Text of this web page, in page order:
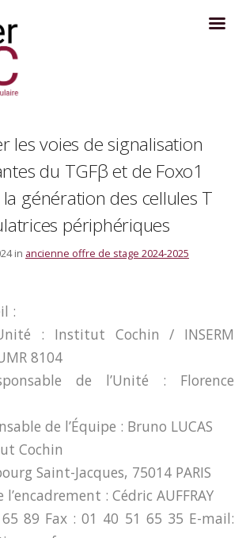
les voies de signalisation
du TGFβ et de Foxo1
génération des cellules T
périphériques
in ancienne offre de stage 2024-2025
:
: Institut Cochin / INSERM
8104
de l’Unité : Florence
de l’Équipe : Bruno LUCAS
Cochin
Saint-Jacques, 75014 PARIS
l’encadrement : Cédric AUFFRAY
89 Fax : 01 40 51 65 35 E-mail: